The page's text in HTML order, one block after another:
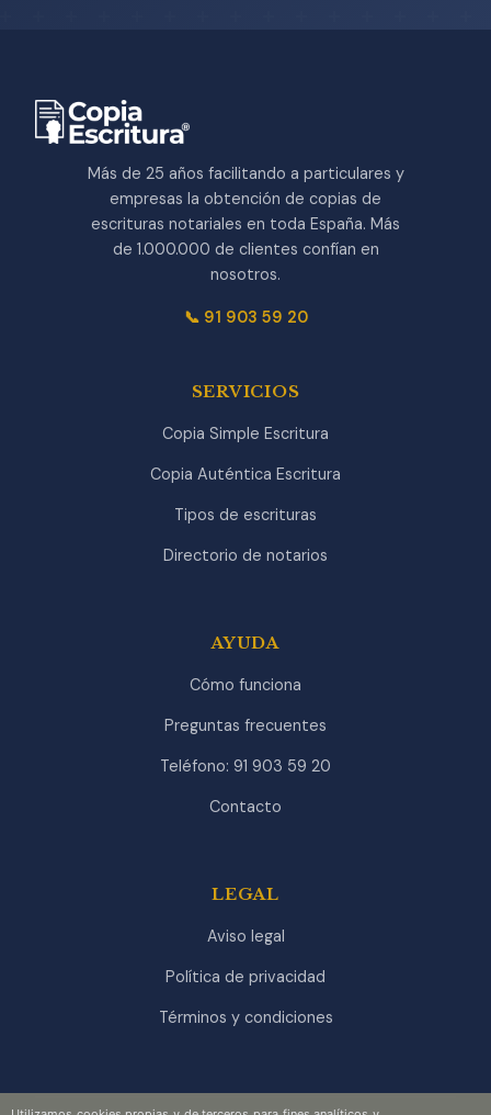
Más de 25 años facilitando a particulares y
empresas la obtención de copias de
escrituras notariales en toda España. Más
de 1.000.000 de clientes confían en
nosotros.
📞 91 903 59 20
SERVICIOS
Copia Simple Escritura
Copia Auténtica Escritura
Tipos de escrituras
Directorio de notarios
AYUDA
Cómo funciona
Preguntas frecuentes
Teléfono: 91 903 59 20
Contacto
LEGAL
Aviso legal
Política de privacidad
Términos y condiciones